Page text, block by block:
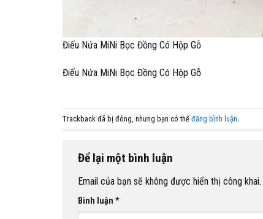
Điếu Nứa MiNi Bọc Đồng Có Hộp Gỗ
Điếu Nứa MiNi Bọc Đồng Có Hộp Gỗ
Trackback đã bị đóng, nhưng bạn có thể đăng bình luận
Để lại một bình luận
Email của bạn sẽ không được hiển thị công khai.
Bình luận *